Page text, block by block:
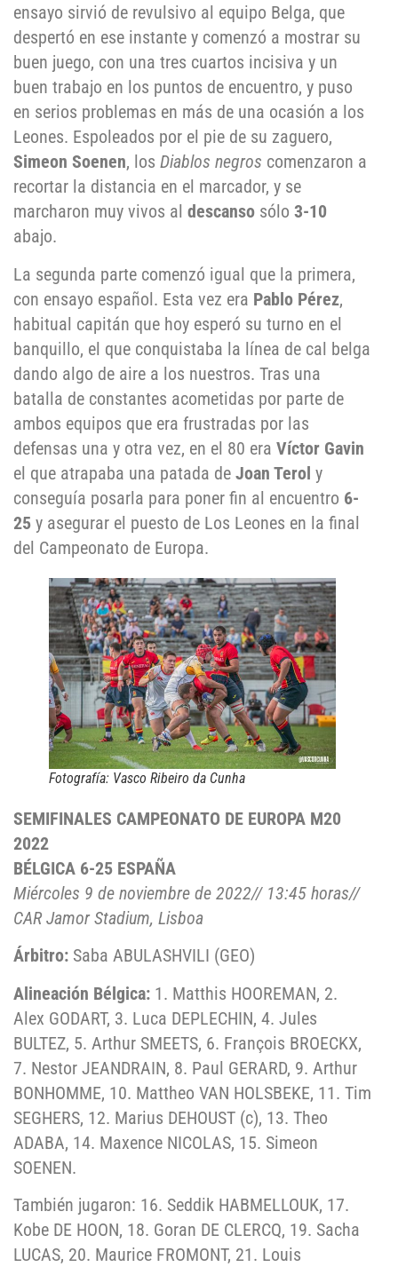
ensayo sirvió de revulsivo al equipo Belga, que
despertó en ese instante y comenzó a mostrar su
buen juego, con una tres cuartos incisiva y un
buen trabajo en los puntos de encuentro, y puso
en serios problemas en más de una ocasión a los
Leones. Espoleados por el pie de su zaguero,
Simeon Soenen, los Diablos negros comenzaron a
recortar la distancia en el marcador, y se
marcharon muy vivos al descanso sólo 3-10
abajo.
La segunda parte comenzó igual que la primera,
con ensayo español. Esta vez era Pablo Pérez,
habitual capitán que hoy esperó su turno en el
banquillo, el que conquistaba la línea de cal belga
dando algo de aire a los nuestros. Tras una
batalla de constantes acometidas por parte de
ambos equipos que era frustradas por las
defensas una y otra vez, en el 80 era Víctor Gavin
el que atrapaba una patada de Joan Terol y
conseguía posarla para poner fin al encuentro 6-
25 y asegurar el puesto de Los Leones en la final
del Campeonato de Europa.
Fotografía: Vasco Ribeiro da Cunha
SEMIFINALES CAMPEONATO DE EUROPA M20
2022
BÉLGICA 6-25 ESPAÑA
Miércoles 9 de noviembre de 2022// 13:45 horas//
CAR Jamor Stadium, Lisboa
Árbitro: Saba ABULASHVILI (GEO)
Alineación Bélgica: 1. Matthis HOOREMAN, 2.
Alex GODART, 3. Luca DEPLECHIN, 4. Jules
BULTEZ, 5. Arthur SMEETS, 6. François BROECKX,
7. Nestor JEANDRAIN, 8. Paul GERARD, 9. Arthur
BONHOMME, 10. Mattheo VAN HOLSBEKE, 11. Tim
SEGHERS, 12. Marius DEHOUST (c), 13. Theo
ADABA, 14. Maxence NICOLAS, 15. Simeon
SOENEN.
También jugaron: 16. Seddik HABMELLOUK, 17.
Kobe DE HOON, 18. Goran DE CLERCQ, 19. Sacha
LUCAS, 20. Maurice FROMONT, 21. Louis